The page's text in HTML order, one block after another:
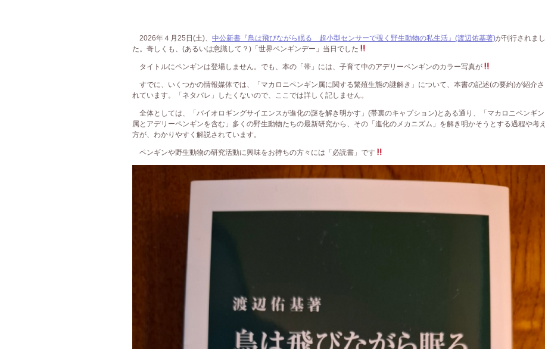
2026年４月25日(土)、 中公新書『鳥は飛びながら眠る 超小型センサーで覗く野生動物の私生活』(渡辺佑基著)が刊行されまし
た。奇しくも、(あるいは意識して？)「世界ペンギンデー」当日でした
タイトルにペンギンは登場しません。でも、本の「帯」には、子育て中のアデリーペンギンのカラー写真が
すでに、いくつかの情報媒体では、「マカロニペンギン属に関する繁殖生態の謎解き」について、本書の記述(の要約)が紹介さ
れています。「ネタバレ」したくないので、ここでは詳しく記しません。
全体としては、「バイオロギングサイエンスが進化の謎を解き明かす」(帯裏のキャプション)とある通り、「マカロニペンギン
属とアデリーペンギンを含む」多くの野生動物たちの最新研究から、その「進化のメカニズム」を解き明かそうとする過程や考え
方が、わかりやすく解説されています。
ペンギンや野生動物の研究活動に興味をお持ちの方々には「必読書」です